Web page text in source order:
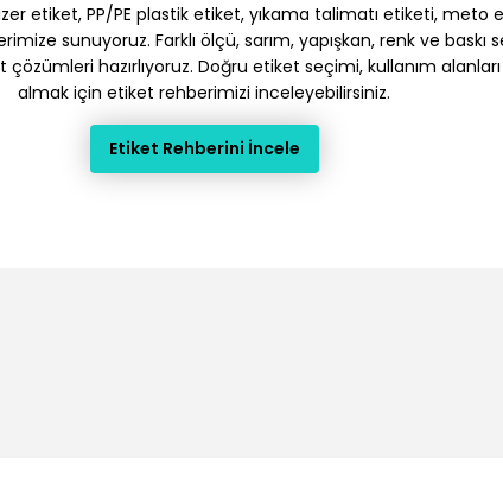
etiket, PP/PE plastik etiket, yıkama talimatı etiketi, meto
sunuyoruz. Farklı ölçü, sarım, yapışkan, renk ve
hazırlıyoruz. Doğru etiket seçimi, kullanım
almak için etiket rehberimizi inceleyebilirsiniz.
Etiket Rehberini İncele